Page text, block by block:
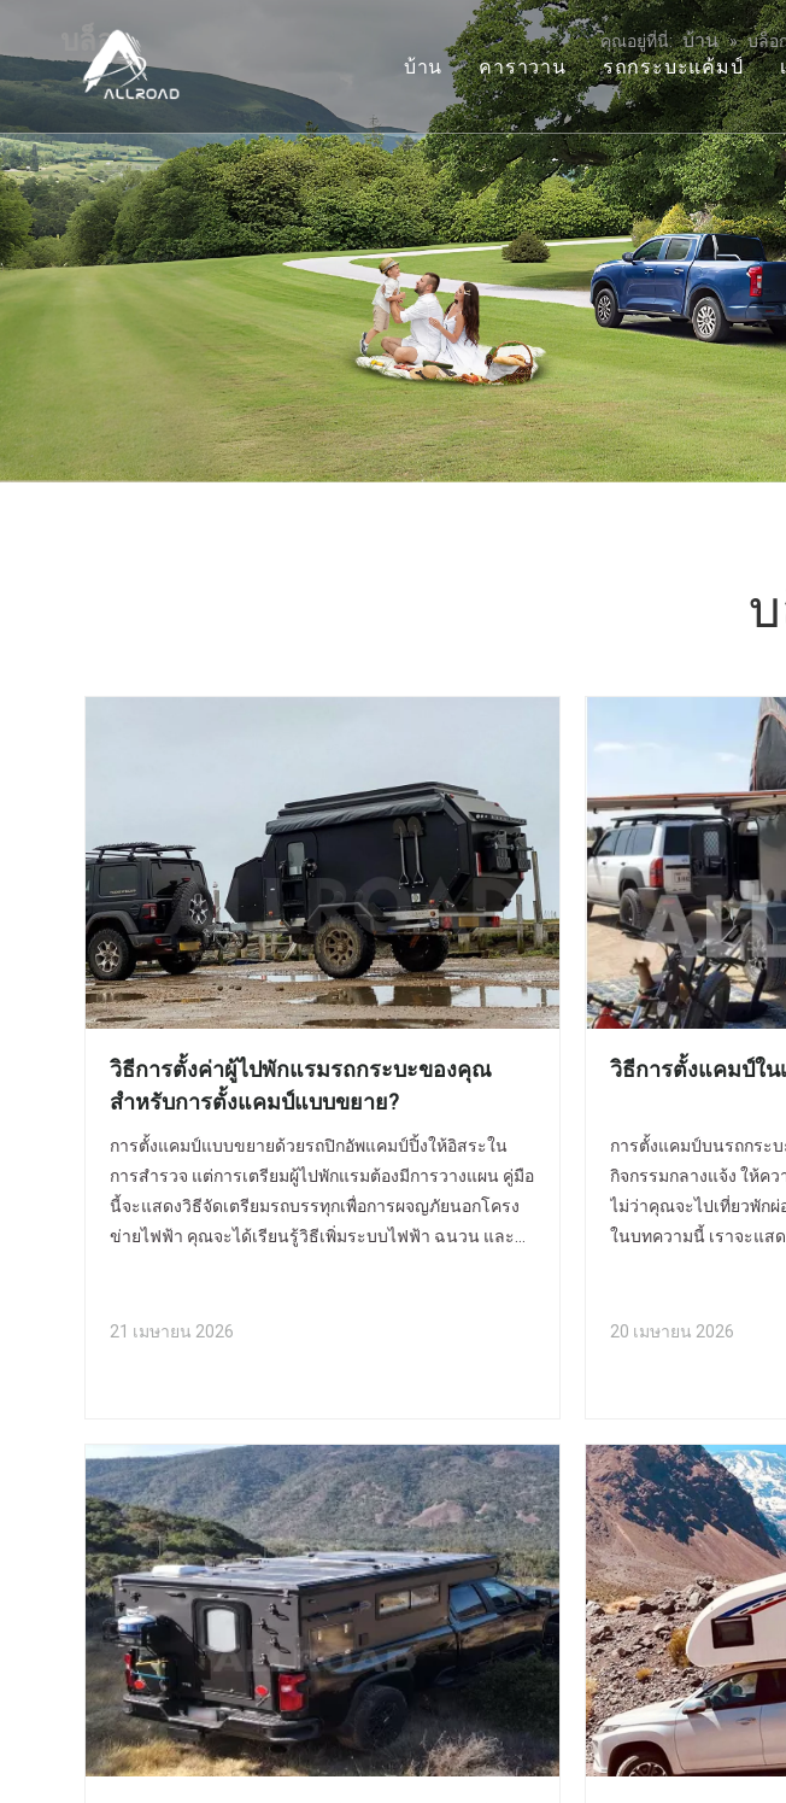
บ้าน คาราวาน
คาราวาน
คาราวานรถลากของเล่น
รถพ่วงไปแคมป์
ตัวอย่างหยดน้ำตา
รถกระบะแค้มป์
สไลด์ออนผู้ไปพัก
สไลด์อินแคมป์เป
บล็อก คุณอยู่ที่นี่: บ้าน » บล็อ
วิธีการตั้งค่าผู้ไปพักแรมรถกระบะของคุณ
สำหรับการตั้งแคมป์แบบขยาย?
การตั้งแคมป์แบบขยายด้วยรถปิกอัพแคมป์ปิ้งให้อิสระใน
การสำรวจ แต่การเตรียมผู้ไปพักแรมต้องมีการวางแผน คู่มือ
นี้จะแสดงวิธีจัดเตรียมรถบรรทุกเพื่อการผจญภัยนอกโครง
ข่ายไฟฟ้า คุณจะได้เรียนรู้วิธีเพิ่มระบบไฟฟ้า ฉนวน และที่
ประสบการณ์การตั้งแคมป์ที่เชื่อถือได้
21 เมษายน 2026
วิธีการตั้งแคมป์ใน
การตั้งแคมป์บนรถกระ
กิจกรรมกลางแจ้ง ให้ค
ไม่ว่าคุณจะไปเที่ยวพัก
ในบทความนี้ เราจะแส
จะทำให้ประสบการณ์ก
20 เมษายน 2026